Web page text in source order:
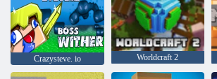
Crazysteve. io Worldcraft 2